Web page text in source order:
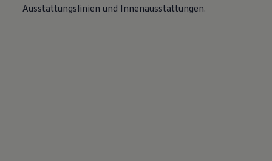
Ausstattungslinien und Innenausstattungen.